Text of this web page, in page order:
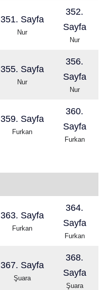
351. Sayfa
Nur
352.
Sayfa
Nur
355. Sayfa
Nur
356.
Sayfa
Nur
359. Sayfa
Furkan
360.
Sayfa
Furkan
363. Sayfa
Furkan
364.
Sayfa
Furkan
367. Sayfa
Şuara
368.
Sayfa
Şuara